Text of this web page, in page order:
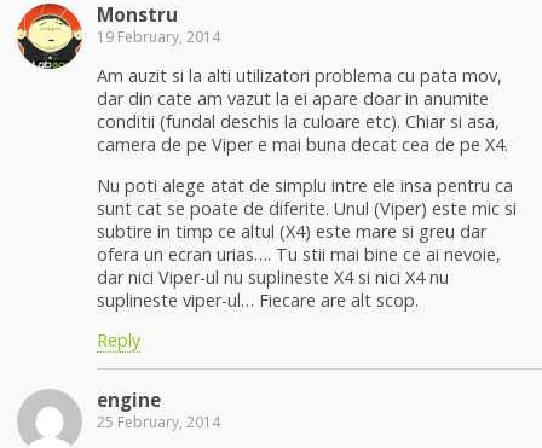
Monstru
19 February, 2014
Am auzit si la alti utilizatori problema cu pata mov,
dar din cate am vazut la ei apare doar in anumite
conditii (fundal deschis la culoare etc). Chiar si asa,
camera de pe Viper e mai buna decat cea de pe X4.
Nu poti alege atat de simplu intre ele insa pentru ca
sunt cat se poate de diferite. Unul (Viper) este mic si
subtire in timp ce altul (X4) este mare si greu dar
ofera un ecran urias…. Tu stii mai bine ce ai nevoie,
dar nici Viper-ul nu suplineste X4 si nici X4 nu
suplineste viper-ul… Fiecare are alt scop.
Reply
engine
25 February, 2014